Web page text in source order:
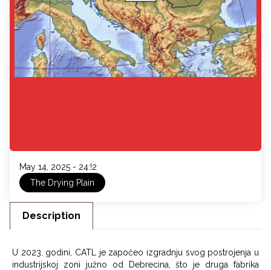
May 14, 2025 - 24:!2
The Drying Plain
Description
U 2023. godini, CATL je započeo izgradnju svog postrojenja u
industrijskoj zoni južno od Debrecina, što je druga fabrika